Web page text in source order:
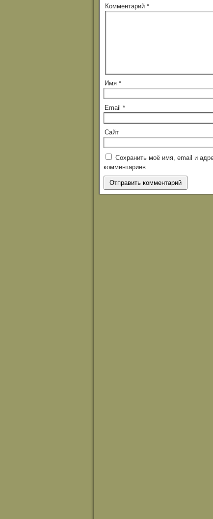
Комментарий *
Имя *
Email *
Сайт
Сохранить моё имя, email и
комментариев.